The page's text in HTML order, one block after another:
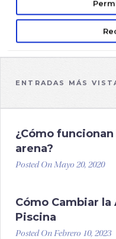
2025
ENTRADAS MÁS
¿Cómo
arena?
Posted On Mayo 20, 2020
Cómo Cambiar
Piscina
Posted On Febrero 10, 2023